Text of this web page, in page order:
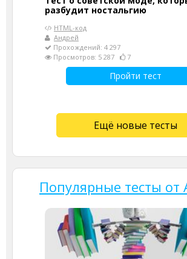
разбудит ностальгию
HTML-код
Андрей
Прохождений: 4 297
Просмотров: 5 287
7
Пройти тест
Ещё новые тесты
Популярные тесты от